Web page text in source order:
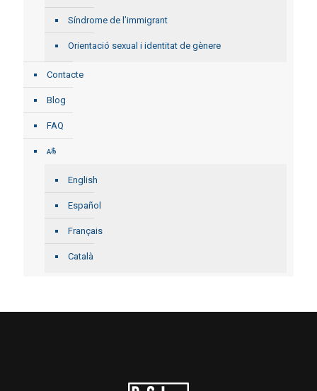
Síndrome de l’immigrant
Orientació sexual i identitat de gènere
Contacte
Blog
FAQ
English
Español
Français
Català